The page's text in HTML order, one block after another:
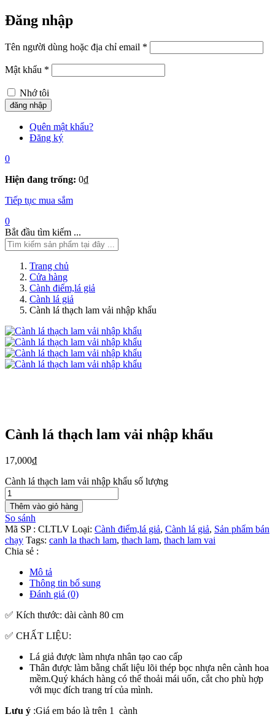
Đăng nhập
Tên người dùng hoặc địa chỉ email *
Mật khẩu *
Nhớ tôi
Quên mật khẩu?
Đăng ký
0
Hiện đang trống: 0₫
Tiếp tục mua sắm
0
Bắt đầu tìm kiếm ...
Trang chủ
Cửa hàng
Cành điểm,lá giả
Cành lá giả
Cành lá thạch lam vải nhập khẩu
Cành lá thạch lam vải nhập khẩu
17,000₫
Cành lá thạch lam vải nhập khẩu số lượng
Thêm vào giỏ hàng
So sánh
Mã SP : CLTLV Loại: Cành điểm,lá giả, Cành lá giả, Sản phẩm bán
chạy Tags: canh la thach lam, thach lam, thach lam vai
Chia sẻ :
Mô tả
Thông tin bổ sung
Đánh giá (0)
✅ Kích thước: dài cành 80 cm
✅ CHẤT LIỆU:
Lá giả được làm nhựa nhân tạo cao cấp
Thân được làm bằng chất liệu lõi thép bọc nhựa nên cành hoa
mềm.Quý khách hàng có thể thoải mái uốn, cắt cho phù hợp
với mục đích trang trí của mình.
Lưu ý :Giá em báo là trên 1 cành